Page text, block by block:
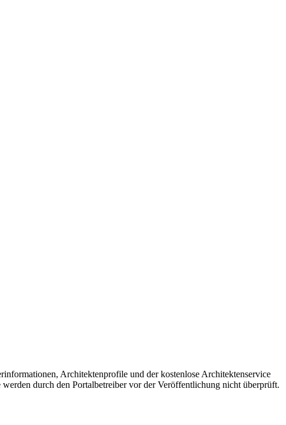
Architektenprofile und der kostenlose Architektenservice
durch den Portalbetreiber vor der Veröffentlichung nicht überprüft.